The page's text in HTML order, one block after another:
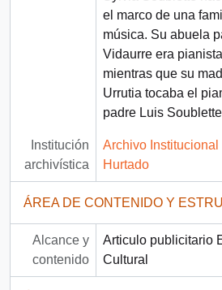
el marco de una
música. Su abuela
Vidaurre era
mientras que su
Urrutia tocaba el
padre Luis Soublette
Institución
archivística
Archivo
Hurtado
ÁREA DE CONTENIDO Y
Alcance y
contenido
Articulo publicitario
Cultural